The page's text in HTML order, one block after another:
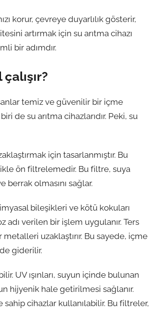
korur, çevreye duyarlılık gösterir,
artırmak için su arıtma cihazı
bir adımdır.
temiz ve güvenilir bir içme
de su arıtma cihazlarıdır. Peki, su
için tasarlanmıştır. Bu
ön filtrelemedir. Bu filtre, suya
olmasını sağlar.
bileşikleri ve kötü kokuları
adı verilen bir işlem uygulanır. Ters
uzaklaştırır. Bu sayede, içme
giderilir.
UV ışınları, suyun içinde bulunan
hijyenik hale getirilmesi sağlanır.
cihazlar kullanılabilir. Bu filtreler,